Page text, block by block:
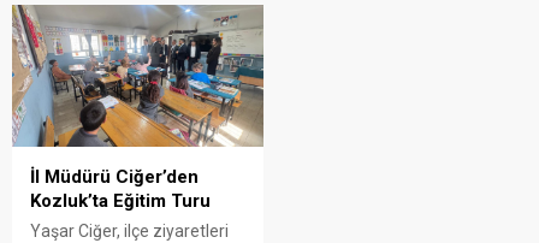
İl Müdürü Ciğer’den
Kozluk’ta Eğitim Turu
Yaşar Ciğer, ilçe ziyaretleri